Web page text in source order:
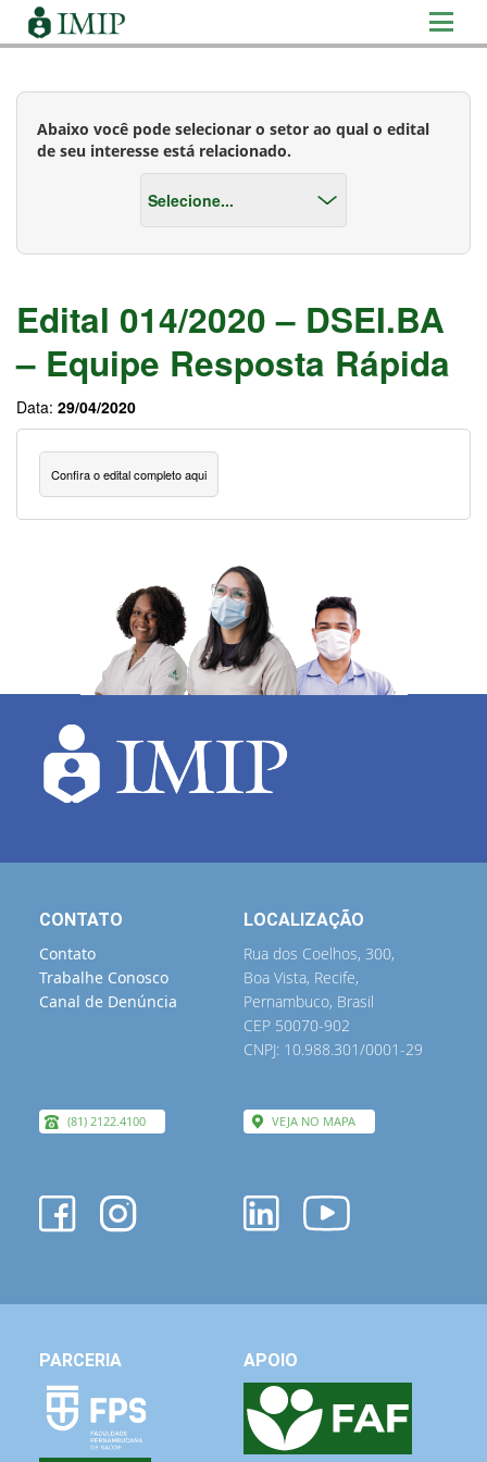
Abaixo você pode selecionar o setor ao qual o edital
de seu interesse está relacionado.
Edital 014/2020 – DSEI.BA
– Equipe Resposta Rápida
Data: 29/04/2020
Confira o edital completo aqui
CONTATO
Contato
Trabalhe Conosco
Canal de Denúncia
(81) 2122.4100
LOCALIZAÇÃO
Rua dos Coelhos, 300,
Boa Vista, Recife,
Pernambuco, Brasil
CEP 50070-902
CNPJ: 10.988.301/0001-29
VEJA NO MAPA
PARCERIA APOIO